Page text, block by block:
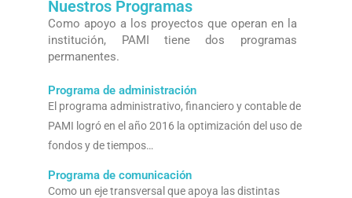
Nuestros Programas
Como apoyo a los proyectos que operan en la
institución, PAMI tiene dos programas
permanentes.
Programa de administración
El programa administrativo, financiero y contable de
PAMI logró en el año 2016 la optimización del uso de
fondos y de tiempos…
Programa de comunicación
Como un eje transversal que apoya las distintas